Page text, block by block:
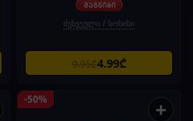
ძეხვეული / სოსისი
9.95₾4.99₾
-50% +